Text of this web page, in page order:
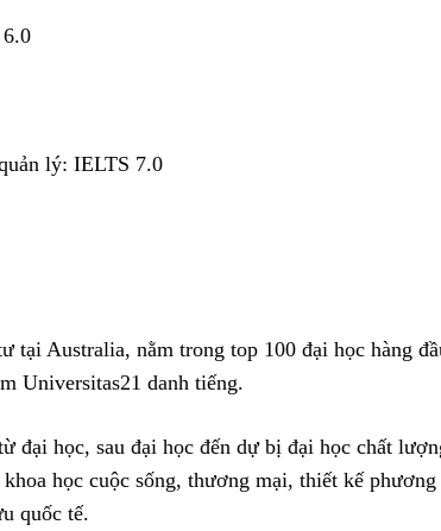
lý: IELTS 7.0
tại Australia, nằm trong top 100 đại học hàng
Universitas21 danh tiếng.
đại học, sau đại học đến dự bị đại học chất
học cuộc sống, thương mại, thiết kế phương
quốc tế.